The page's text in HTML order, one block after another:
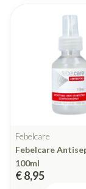
Febelcare
Febelcare
100ml
€ 8,95